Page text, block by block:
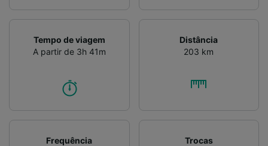
Tempo de viagem
A partir de 3h 41m
Distância
203 km
Frequência
Trocas
Verificar ativamente as características do
dispositivo para identificação. Armazenar e/ou
Publicidade e conteúdo personalizados,
medição de publicidade e conteúdo, pesquisa
Lista de parceiros (fornecedores)